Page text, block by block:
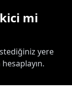
mi
yere